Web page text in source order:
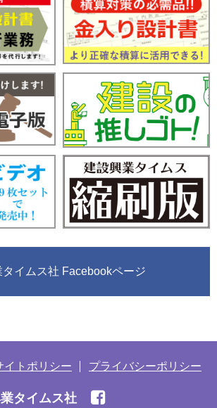
イムス社 Facebookページ
イトポリシー プライバシーポリシー
タイムス社